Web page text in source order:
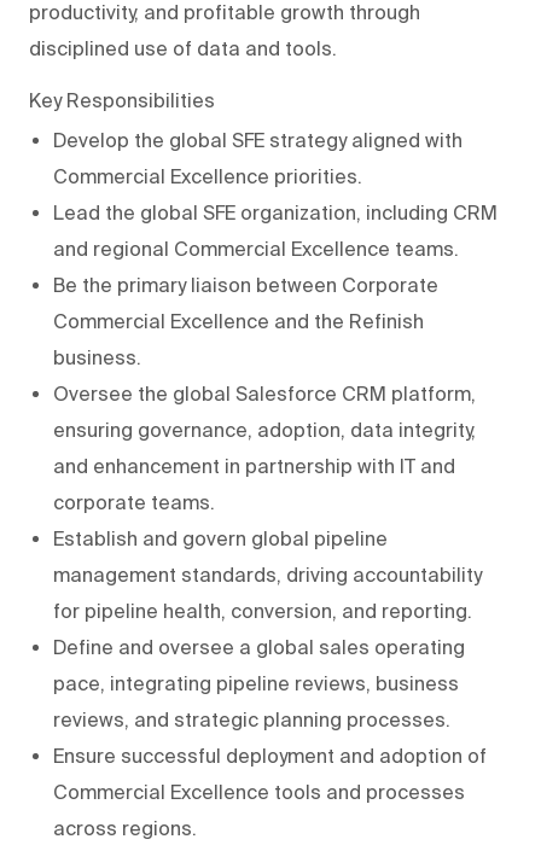
productivity, and profitable growth through
disciplined use of data and tools.
Key Responsibilities
Develop the global SFE strategy aligned with
Commercial Excellence priorities.
Lead the global SFE organization, including CRM
and regional Commercial Excellence teams.
Be the primary liaison between Corporate
Commercial Excellence and the Refinish
business.
Oversee the global Salesforce CRM platform,
ensuring governance, adoption, data integrity,
and enhancement in partnership with IT and
corporate teams.
Establish and govern global pipeline
management standards, driving accountability
for pipeline health, conversion, and reporting.
Define and oversee a global sales operating
pace, integrating pipeline reviews, business
reviews, and strategic planning processes.
Ensure successful deployment and adoption of
Commercial Excellence tools and processes
across regions.